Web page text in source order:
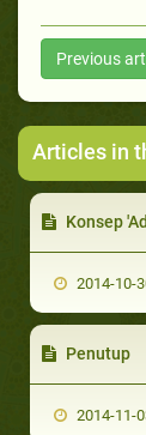
Previous
Articles in
Konsep
2014-10-
Penutup
2014-11-